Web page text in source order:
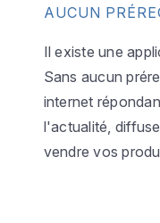
AUCUN
Il existe une
Sans aucun
internet
l'actualité,
vendre vos